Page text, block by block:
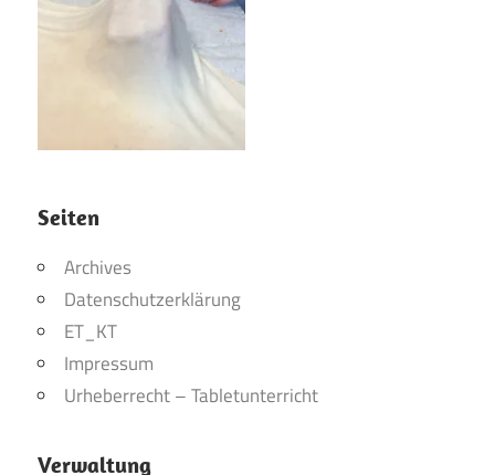
Seiten
Archives
Datenschutzerklärung
ET_KT
Impressum
Urheberrecht – Tabletunterricht
Verwaltung